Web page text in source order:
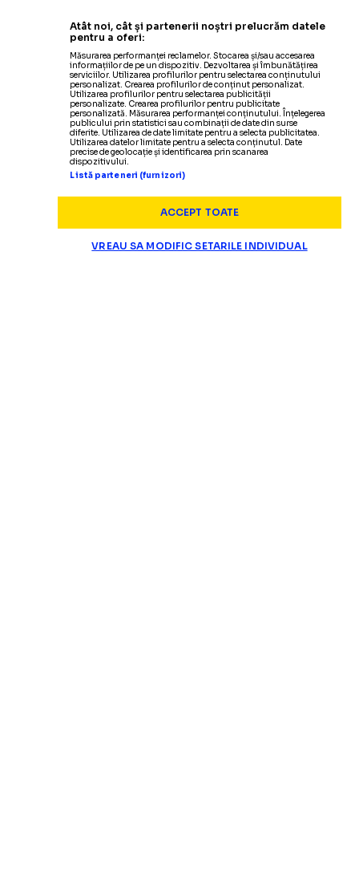
Atât noi, cât și partenerii noștri prelucrăm datele
pentru a oferi:
Măsurarea performanței reclamelor. Stocarea și/sau accesarea
informațiilor de pe un dispozitiv. Dezvoltarea și îmbunătățirea
serviciilor. Utilizarea profilurilor pentru selectarea conținutului
personalizat. Crearea profilurilor de conținut personalizat.
Utilizarea profilurilor pentru selectarea publicității
personalizate. Crearea profilurilor pentru publicitate
personalizată. Măsurarea performanței conținutului. Înțelegerea
publicului prin statistici sau combinații de date din surse
diferite. Utilizarea de date limitate pentru a selecta publicitatea.
Utilizarea datelor limitate pentru a selecta conținutul. Date
precise de geolocație și identificarea prin scanarea
dispozitivului.
Listă parteneri (furnizori)
ACCEPT TOATE
VREAU SA MODIFIC SETARILE INDIVIDUAL